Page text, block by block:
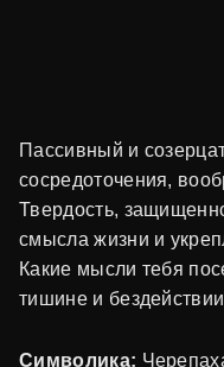
Пассивный и
сосредоточения,
Твердость,
смысла жизни и
Какие мысли тебя
тишине и
Символика: